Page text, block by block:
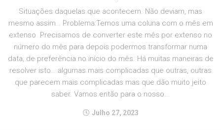
Situações daquelas que acontecem. Não deviam, mas
mesmo assim… Problema:Temos uma coluna com o mês em
extenso. Precisamos de converter este mês por extenso no
número do mês para depois podermos transformar numa
data, de preferência no início do mês. Há muitas maneiras de
resolver isto… algumas mais complicadas que outras, outras
que parecem mais complicadas mas que dão muito jeito
saber. Vamos então para o nosso...
Julho 27, 2023